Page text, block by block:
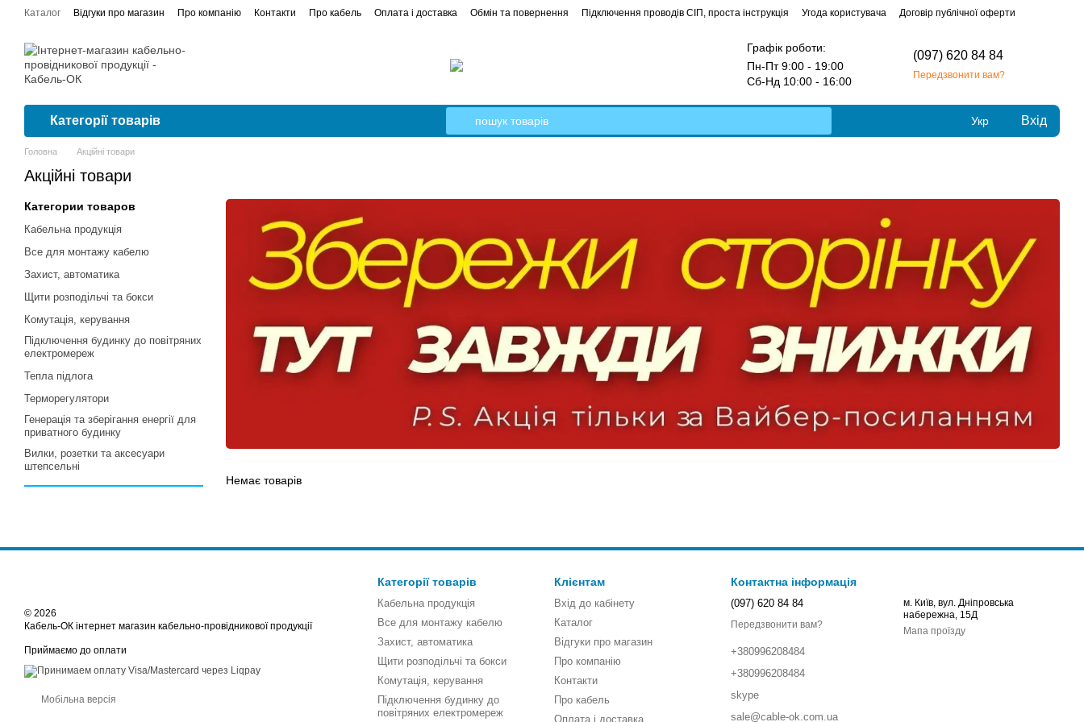
Перейти до основного контенту
Каталог Відгуки про магазин Про компанію Контакти Про кабель Оплата і доставка Обмін та повернення Підключення проводів СІП, проста інструкція Угода користувача
Договір публічної оферти
Графік роботи:
Пн-Пт 9:00 - 19:00
Сб-Нд 10:00 - 16:00
(097) 620 84 84
Передзвонити вам?
Категорії товарів Укр Вхід
Головна Акційні товари
Акційні товари
Немає товарів
Категории товаров
Кабельна продукція
Все для монтажу кабелю
Захист, автоматика
Щити розподільчі та бокси
Комутація, керування
Підключення будинку до повітряних
електромереж
Тепла підлога
Терморегулятори
Генерація та зберігання енергії для
приватного будинку
Вилки, розетки та аксесуари
штепсельні
© 2026
Кабель-ОК інтернет магазин кабельно-провідникової продукції
Приймаємо до оплати
Мобільна версія
Категорії товарів
Кабельна продукція
Все для монтажу кабелю
Захист, автоматика
Щити розподільчі та бокси
Комутація, керування
Підключення будинку до
повітряних електромереж
Клієнтам
Вхід до кабінету
Каталог
Відгуки про магазин
Про компанію
Контакти
Про кабель
Оплата і доставка
Контактна інформація
(097) 620 84 84
Передзвонити вам?
+380996208484
+380996208484
skype
sale@cable-ok.com.ua
м. Київ, вул. Дніпровська
набережна, 15Д
Мапа проїзду